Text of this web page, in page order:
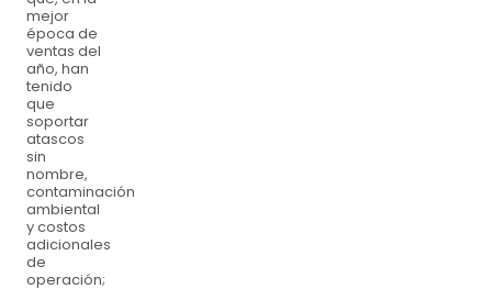
mejor
época de
ventas del
año, han
tenido
que
soportar
atascos
sin
nombre,
contaminación
ambiental
y costos
adicionales
de
operación;